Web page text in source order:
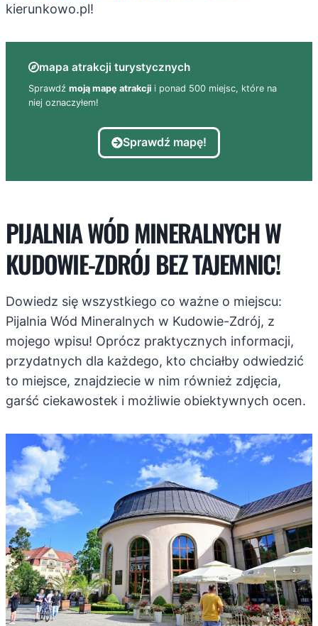
kierunkowo.pl!
mapa atrakcji turystycznych
Sprawdź moją mapę atrakcji i ponad 500 miejsc, które na
niej oznaczyłem!
Sprawdź mapę!
PIJALNIA WÓD MINERALNYCH W
KUDOWIE-ZDRÓJ BEZ TAJEMNIC!
Dowiedz się wszystkiego co ważne o miejscu:
Pijalnia Wód Mineralnych w Kudowie-Zdrój, z
mojego wpisu! Oprócz praktycznych informacji,
przydatnych dla każdego, kto chciałby odwiedzić
to miejsce, znajdziecie w nim również zdjęcia,
garść ciekawostek i możliwie obiektywnych ocen.